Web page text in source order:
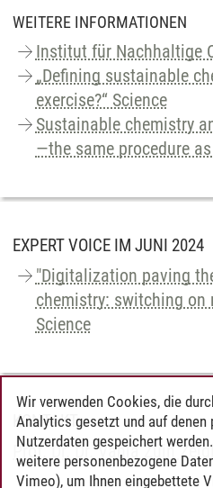
WEITERE INFORMATIONEN
Institut für Nachhaltige
„Defining sustainable
exercise?“ Science
Sustainable chemistry
—the same procedure
EXPERT VOICE IM JUNI 2024
"Digitalization paving
chemistry: switching on
Science
KONTAKT
Prof. Dr. Dr. Vânia Zuin
Wir verwenden Cookies, die
Analytics gesetzt und auf denen
Nutzerdaten gespeichert
weitere personenbezogene
Vimeo), um Ihnen eingebettete